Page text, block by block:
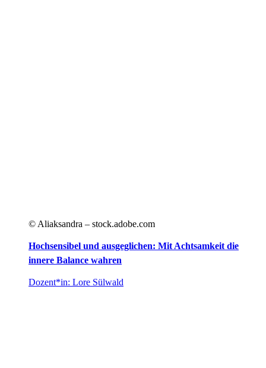
© Aliaksandra – stock.adobe.com
Hochsensibel und ausgeglichen: Mit Achtsamkeit die
innere Balance wahren
Dozent*in: Lore Sülwald